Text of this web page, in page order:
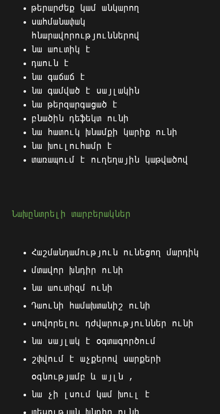
թերարժեք կամ
անկարող
սահմանափակ
հնարավորություններով
նա
աուտիկ
է
դաուն
է
նա գաճաճ
է
նա գամված է
սայլակին
նա թերզարգացած
է
բնածին
դեֆեկտ
ունի
նա
հատուկ խնամքի կարիք
ունի
նա
խուլուհամր
է
տառապում
է ուղեղային կաթվածով
Նախընտրելի տարբերակներ
Հաշմանդամություն ունեցող մարդիկ
մտավոր խնդիր ունի
նա աուտիզմ ունի
Դաունի
համախտանիշ
ունի
սովորելու
դժվարություններ
ունի
նա
սայլակ է
օգտագործում
շփվում
է աչքերով
սարքերի
օգնությամբ և այլն ,
նա
չի լսում կամ խուլ
է